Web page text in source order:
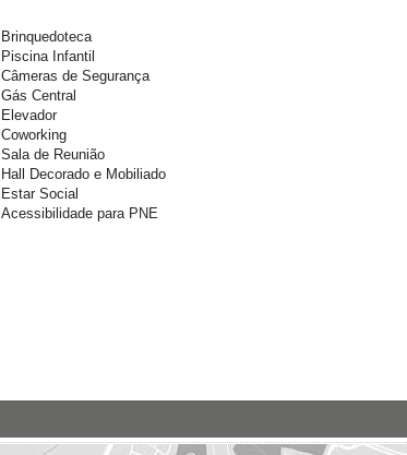
Brinquedoteca
Piscina Infantil
Câmeras de Segurança
Gás Central
Elevador
Coworking
Sala de Reunião
Hall Decorado e Mobiliado
Estar Social
Acessibilidade para PNE